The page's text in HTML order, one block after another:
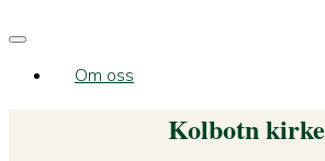
Om oss
Kolbotn kirke